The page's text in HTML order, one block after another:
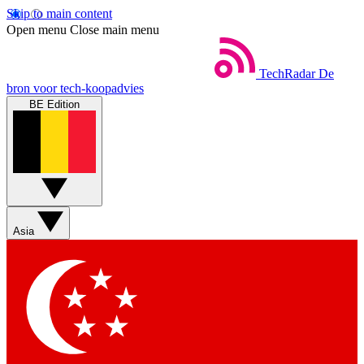
Skip to main content
Open menu Close main menu
TechRadar De
bron voor tech-koopadvies
BE Edition
Asia